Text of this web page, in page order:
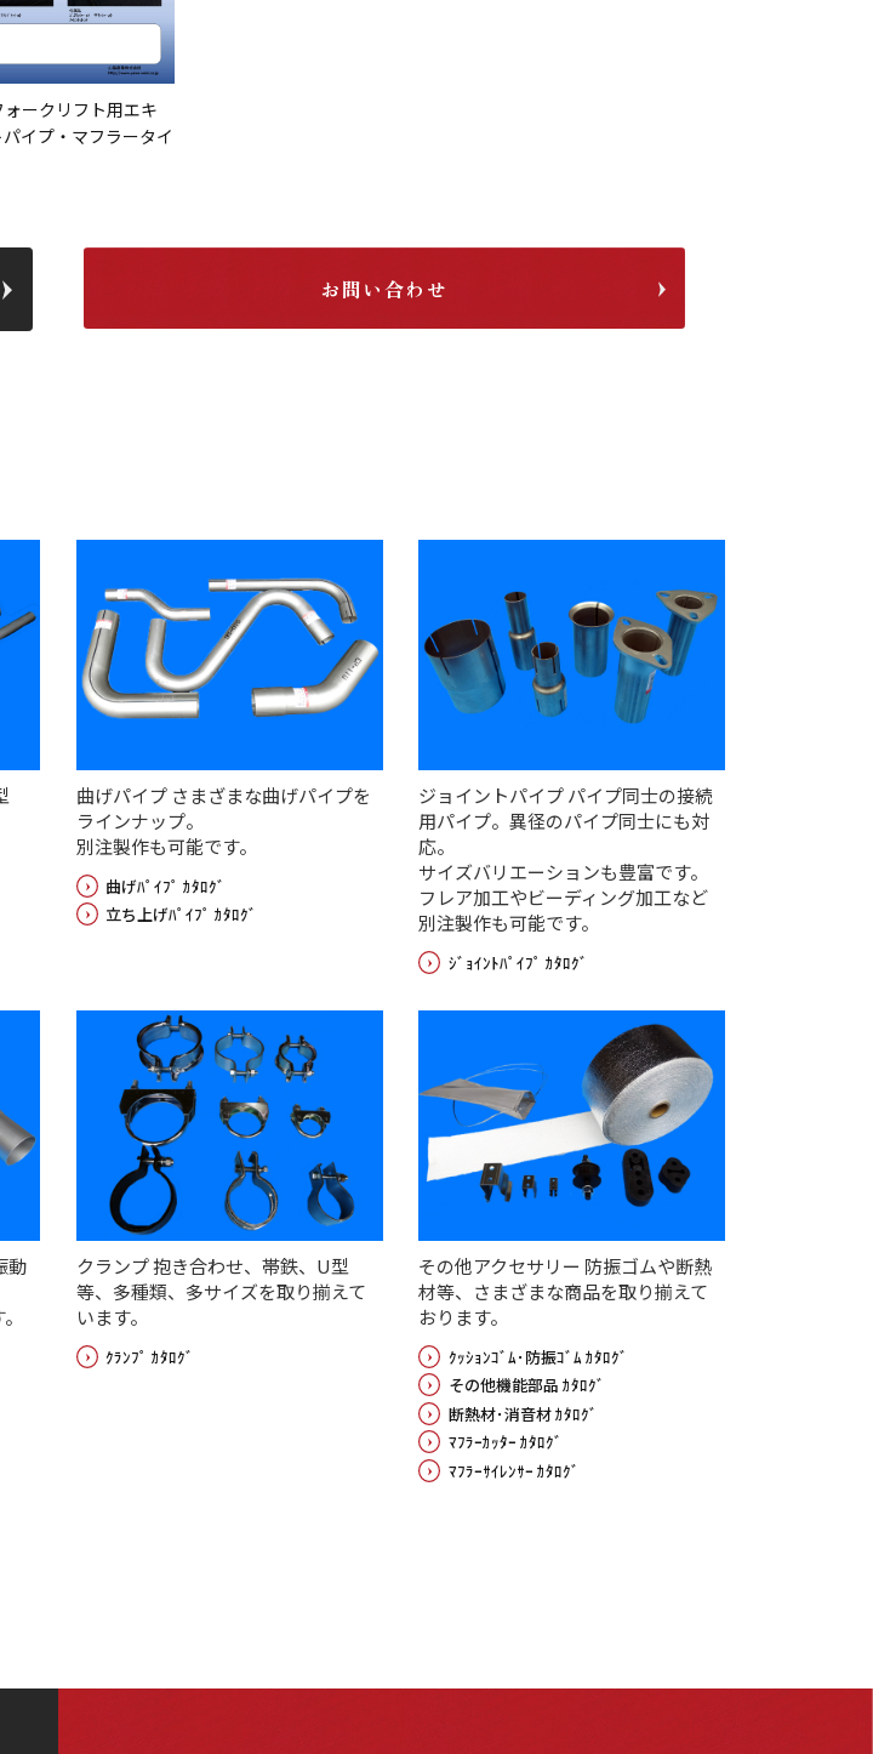
ォークリフト用エキ
イプ・マフラータイ
お問い合わせ
曲げパイプ さまざまな曲げパイプを
ラインナップ。
別注製作も可能です。
曲げﾊﾟｲﾌﾟ ｶﾀﾛｸﾞ
立ち上げﾊﾟｲﾌﾟ ｶﾀﾛｸﾞ
ジョイントパイプ パイプ同士の接続
用パイプ。異径のパイプ同士にも対
応。
サイズバリエーションも豊富です。
フレア加工やビーディング加工など
別注製作も可能です。
ｼﾞｮｲﾝﾄﾊﾟｲﾌﾟ ｶﾀﾛｸﾞ
動
クランプ 抱き合わせ、帯鉄、U型
等、多種類、多サイズを取り揃えて
います。
ｸﾗﾝﾌﾟ ｶﾀﾛｸﾞ
その他アクセサリー 防振ゴムや断熱
材等、さまざまな商品を取り揃えて
おります。
ｸｯｼｮﾝｺﾞﾑ･防振ｺﾞﾑ ｶﾀﾛｸﾞ
その他機能部品 ｶﾀﾛｸﾞ
断熱材･消音材 ｶﾀﾛｸﾞ
ﾏﾌﾗｰｶｯﾀｰ ｶﾀﾛｸﾞ
ﾏﾌﾗｰｻｲﾚﾝｻｰ ｶﾀﾛｸﾞ